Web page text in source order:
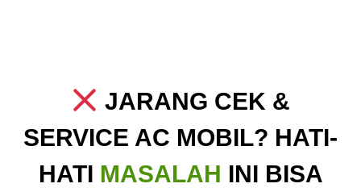
JARANG CEK &
SERVICE AC MOBIL? HATI-
HATI MASALAH INI BISA